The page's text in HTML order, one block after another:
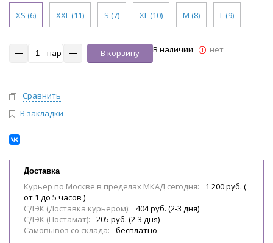
XS (6)
XXL (11) S (7) XL (10) M (8) L (9)
пар В корзину В наличии нет
Сравнить
В закладки
Доставка
Курьер по Москве в пределах МКАД сегодня:
1 200 руб. (
от 1 до 5 часов )
СДЭК (Доставка курьером):
404 руб. (2-3 дня)
СДЭК (Постамат):
205 руб. (2-3 дня)
Самовывоз со склада:
бесплатно